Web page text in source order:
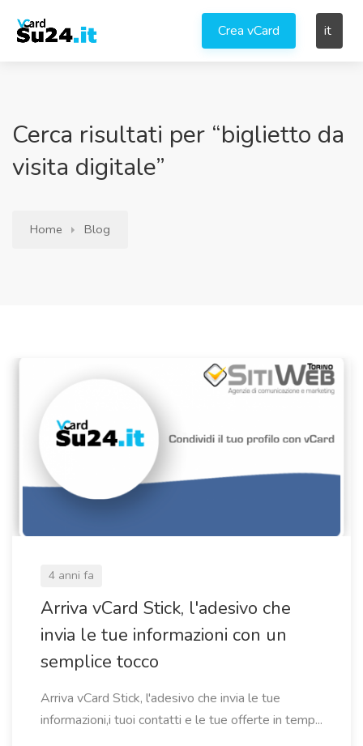
Crea vCard it
Cerca risultati per “biglietto da
visita digitale”
Home Blog
4 anni fa
Arriva vCard Stick, l'adesivo che
invia le tue informazioni con un
semplice tocco
Arriva vCard Stick, l'adesivo che invia le tue
informazioni,i tuoi contatti e le tue offerte in temp...